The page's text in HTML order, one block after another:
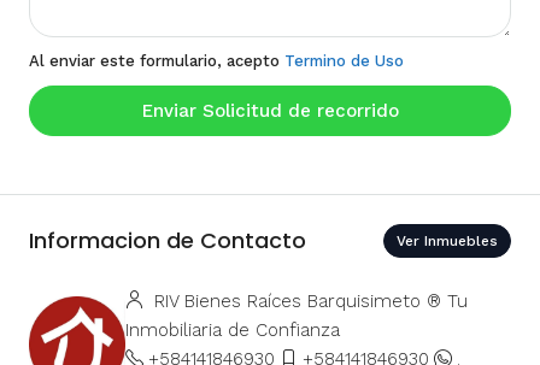
Al enviar este formulario, acepto Termino de Uso
Enviar Solicitud de recorrido
Informacion de Contacto Ver Inmuebles
RIV Bienes Raíces Barquisimeto ® Tu
Inmobiliaria de Confianza
+584141846930
+584141846930 .